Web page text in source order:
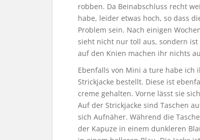
robben. Da Beinabschluss recht
habe, leider etwas hoch, so dass
Problem sein. Nach einigen
sieht nicht nur toll aus, sondern
auf den Knien machen ihr nichts
Ebenfalls von Mini a ture habe ich
Strickjacke bestellt. Diese ist
creme gehalten. Vorne lässt sie
Auf der Strickjacke sind Taschen
sich Aufnäher. Während die
der Kapuze in einem dunkleren